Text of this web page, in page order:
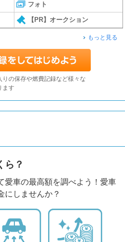
フォト
【PR】オークション
もっと見る
りの保存や燃費記録など様々な
ます
ら？
愛車の最高額を調べよう！愛車
にしませんか？